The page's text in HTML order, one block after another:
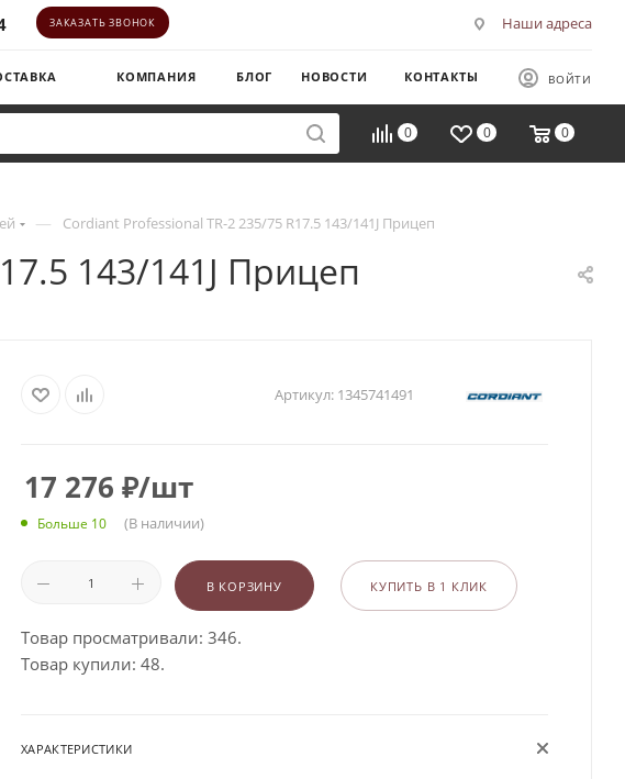
ЗАКАЗАТЬ ЗВОНОК Наши адреса
КОМПАНИЯ БЛОГ НОВОСТИ КОНТАКТЫ ВОЙТИ
0 0 0
— Cordiant Professional TR-2 235/75 R17.5 143/141J Прицеп
143/141J Прицеп
Артикул: 1345741491
17 276 ₽/шт
Больше 10 (В наличии)
В КОРЗИНУ КУПИТЬ В 1 КЛИК
Товар просматривали: 346.
Товар купили: 48.
ХАРАКТЕРИСТИКИ